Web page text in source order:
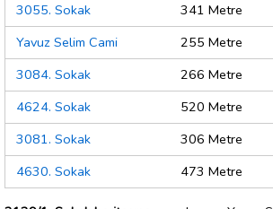
3055. Sokak
341 Metre
Yavuz Selim Cami
255 Metre
3084. Sokak
266 Metre
4624. Sokak
520 Metre
3081. Sokak
306 Metre
4630. Sokak
473 Metre